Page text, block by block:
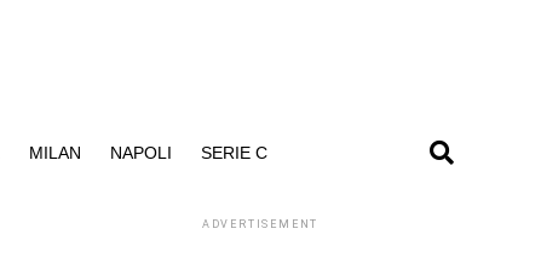
MILAN NAPOLI SERIE C
ADVERTISEMENT